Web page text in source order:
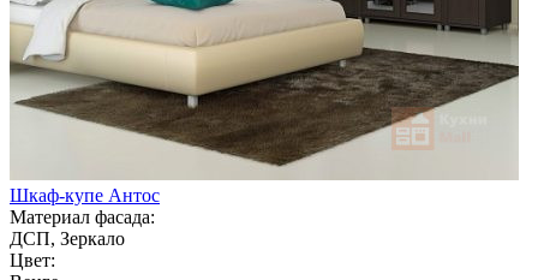
Шкаф-купе Антос
Материал фасада:
ДСП, Зеркало
Цвет: